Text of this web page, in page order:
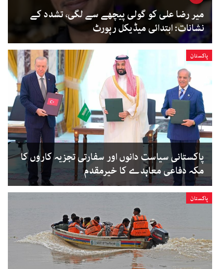
میر رضا علی کو گولی پیچھے سے لگی، تشدد کے
نشانات: ابتدائی میڈیکل رپورٹ
پاکستان
پاکستانی سیاست دانوں اور سفارتی تجزیہ کاروں کا
مکہ دفاعی معاہدے کا خیرمقدم
پاکستان